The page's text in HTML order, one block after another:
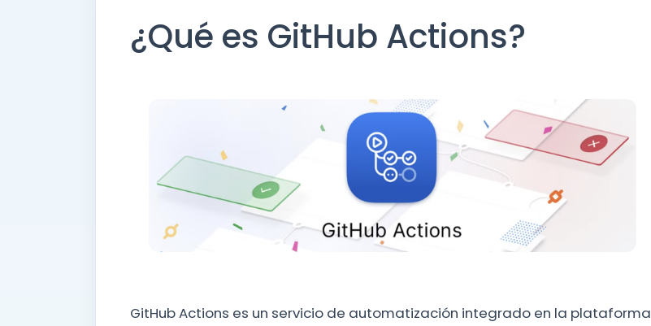
¿Qué es GitHub Actions?
GitHub Actions es un servicio de automatización integrado en la plataforma